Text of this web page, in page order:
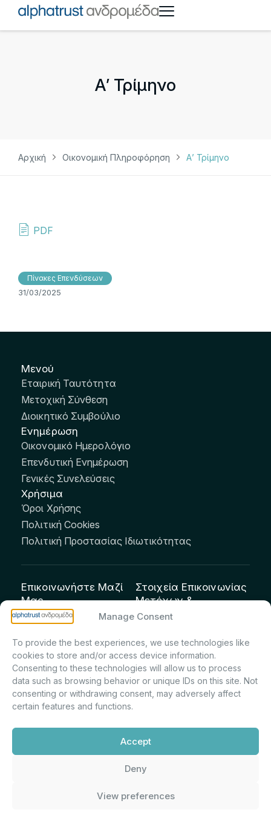
Manage Consent
To provide the best experiences, we use technologies like
cookies to store and/or access device information.
Consenting to these technologies will allow us to process
data such as browsing behavior or unique IDs on this site. Not
consenting or withdrawing consent, may adversely affect
certain features and functions.
Accept
Deny
View preferences
Α’ Τρίμηνο
Αρχική Οικονομική Πληροφόρηση Α’ Τρίμηνο
PDF
Πίνακες Επενδύσεων
31/03/2025
Μενού
Εταιρική Ταυτότητα
Μετοχική Σύνθεση
Διοικητικό Συμβούλιο
Ενημέρωση
Οικονομικό Ημερολόγιο
Επενδυτική Ενημέρωση
Γενικές Συνελεύσεις
Χρήσιμα
Όροι Χρήσης
Πολιτική Cookies
Πολιτική Προστασίας Ιδιωτικότητας
Επικοινωνήστε Μαζί
Μας
info@andromeda.eu
Οδός Αριστείδου 1,
Κηφισιά Τ.Κ. 14561
Στοιχεία Επικοινωνίας
Μετόχων &
Επενδυτών:
Πρίντσιου – Corporate
Secretary & Investor
Relations – Τμήμα
Μετοχολογίου –
Ανακοινώσεων
m.printsiou@andromeda.eu